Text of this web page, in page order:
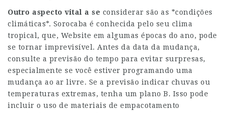
Outro aspecto vital a se considerar são as *condições
climáticas*. Sorocaba é conhecida pelo seu clima
tropical, que, Website em algumas épocas do ano, pode
se tornar imprevisível. Antes da data da mudança,
consulte a previsão do tempo para evitar surpresas,
especialmente se você estiver programando uma
mudança ao ar livre. Se a previsão indicar chuvas ou
temperaturas extremas, tenha um plano B. Isso pode
incluir o uso de materiais de empacotamento